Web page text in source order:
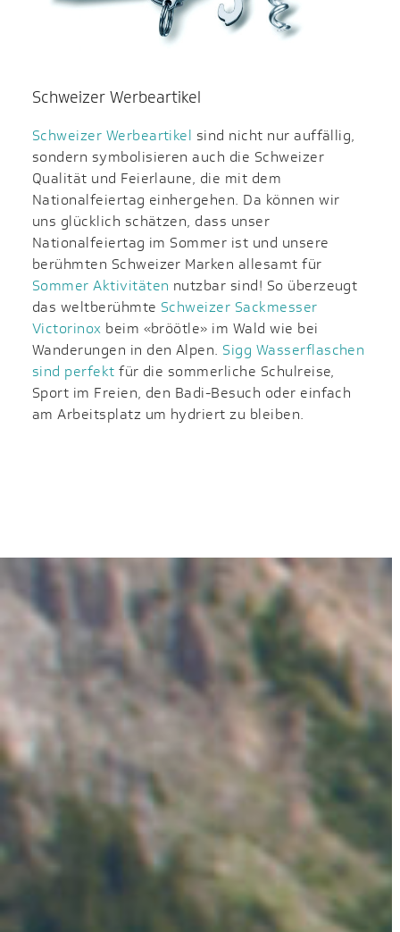
Schweizer Werbeartikel
Schweizer Werbeartikel sind nicht nur auffällig,
sondern symbolisieren auch die Schweizer
Qualität und Feierlaune, die mit dem
Nationalfeiertag einhergehen. Da können wir
uns glücklich schätzen, dass unser
Nationalfeiertag im Sommer ist und unsere
berühmten Schweizer Marken allesamt für
Sommer Aktivitäten nutzbar sind! So überzeugt
das weltberühmte Schweizer Sackmesser
Victorinox beim «bröötle» im Wald wie bei
Wanderungen in den Alpen. Sigg Wasserflaschen
sind perfekt für die sommerliche Schulreise,
Sport im Freien, den Badi-Besuch oder einfach
am Arbeitsplatz um hydriert zu bleiben.